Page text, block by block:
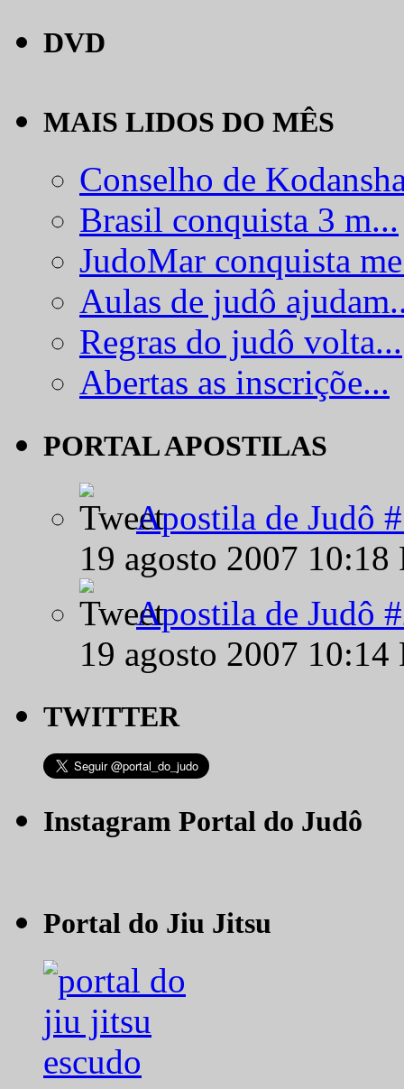
DVD
MAIS LIDOS DO MÊS
Conselho de
Brasil conquista 3 m...
JudoMar conquista
Aulas de judô
Regras do judô volta...
Abertas as inscriçõe...
PORTAL APOSTILAS
Apostila de Judô
19 agosto 2007
Apostila de Judô
19 agosto 2007
TWITTER
Instagram Portal do Judô
Portal do Jiu Jitsu